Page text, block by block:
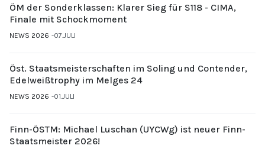
ÖM der Sonderklassen: Klarer Sieg für S118 - CIMA,
Finale mit Schockmoment
NEWS 2026 07.JULI
Öst. Staatsmeisterschaften im Soling und Contender,
Edelweißtrophy im Melges 24
NEWS 2026 01.JULI
Finn-ÖSTM: Michael Luschan (UYCWg) ist neuer Finn-
Staatsmeister 2026!